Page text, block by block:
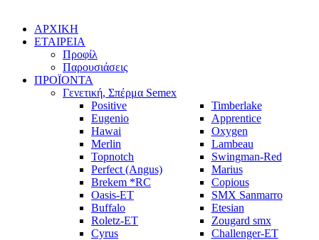
ΑΡΧΙΚΗ
ΕΤΑΙΡΕΙΑ
Προφίλ
Παρουσιάσεις
ΠΡΟΪΟΝΤΑ
Γενετική, Σπέρμα Semex
Positive
Eugenio
Hawai
Merlin
Topnotch
Perfect (Angus)
Brekem *RC
Oasis-ET
Buffalo
Roletz-ET
Cyrus
Timberlake
Apprentice
Oxygen
Lambeau
Swingman-Red
Marius
Copious
SMX Sanmarro
Etesian
Zougard smx
Challenger-ET